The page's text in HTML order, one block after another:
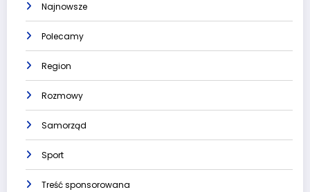
Najnowsze
Polecamy
Region
Rozmowy
Samorząd
Sport
Treść sponsorowana